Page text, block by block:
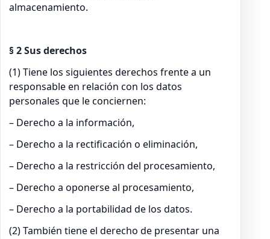
almacenamiento.
§ 2 Sus derechos
(1) Tiene los siguientes derechos frente a un
responsable en relación con los datos
personales que le conciernen:
– Derecho a la información,
– Derecho a la rectificación o eliminación,
– Derecho a la restricción del procesamiento,
– Derecho a oponerse al procesamiento,
– Derecho a la portabilidad de los datos.
(2) También tiene el derecho de presentar una